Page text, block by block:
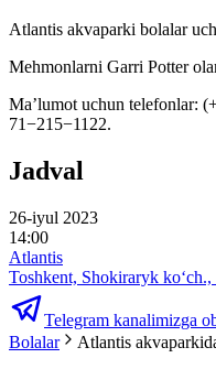
Atlantis akvaparki bolalar
Mehmonlarni Garri Potter
Ma’lumot uchun telefonlar:
71−215−1122.
Jadval
26-iyul 2023
14:00
Atlantis
Toshkent, Shokiraryk ko‘ch.,
Telegram kanalimizga
Bolalar
Atlantis